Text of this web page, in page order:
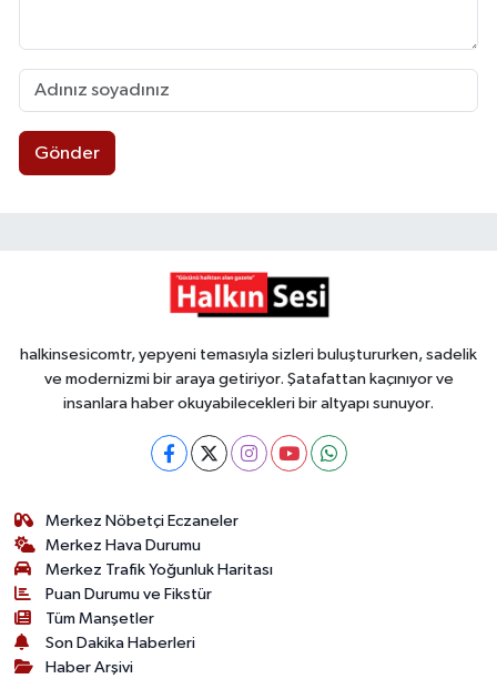
Gönder
halkinsesicomtr, yepyeni temasıyla sizleri buluştururken, sadelik
ve modernizmi bir araya getiriyor. Şatafattan kaçınıyor ve
insanlara haber okuyabilecekleri bir altyapı sunuyor.
Merkez Nöbetçi Eczaneler
Merkez Hava Durumu
Merkez Trafik Yoğunluk Haritası
Puan Durumu ve Fikstür
Tüm Manşetler
Son Dakika Haberleri
Haber Arşivi